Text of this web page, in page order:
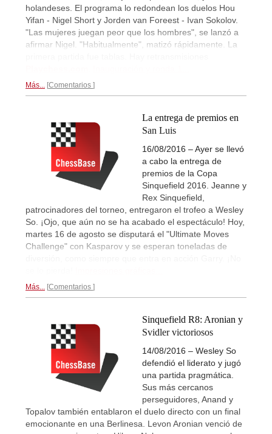
holandeses. El programa lo redondean los duelos Hou
Yifan - Nigel Short y Jorden van Foreest - Ivan Sokolov.
"Las mujeres juegan peor que los hombres", se lanzó a
afirmar Nigel. "Habitualmente", matizó rápidamente. La
Más... Comentarios
La entrega de premios en
San Luis
16/08/2016 – Ayer se llevó
a cabo la entrega de
premios de la Copa
Sinquefield 2016. Jeanne y
Rex Sinquefield,
patrocinadores del torneo, entregaron el trofeo a Wesley
So. ¡Ojo, que aún no se ha acabado el espectáculo! Hoy,
martes 16 de agosto se disputará el "Ultimate Moves
Challenge" con Kasparov y se esperan toneladas de
Más... Comentarios
Sinquefield R8: Aronian y
Svidler victoriosos
14/08/2016 – Wesley So
defendió el liderato y jugó
una partida pragmática.
Sus más cercanos
perseguidores, Anand y
Topalov también entablaron el duelo directo con un final
emocionante en una Berlinesa. Levon Aronian venció de